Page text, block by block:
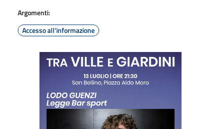
Argomenti:
Accesso all'informazione